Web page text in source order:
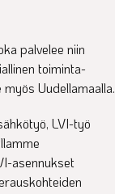
palvelee niin
toiminta-
Uudellamaalla.
LVI-työ
asennukset